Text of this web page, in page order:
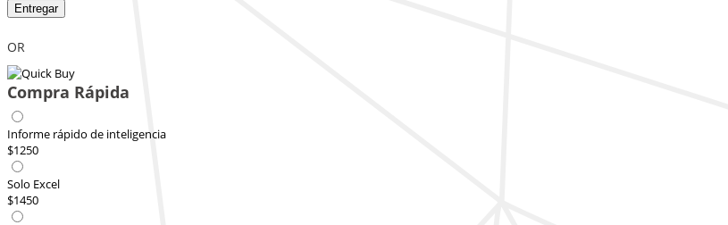
Entregar
OR
Compra Rápida
Informe rápido de inteligencia
$1250
Solo Excel
$1450